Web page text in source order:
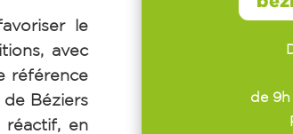
le
avec
référence
de Béziers
réactif, en
de 9h